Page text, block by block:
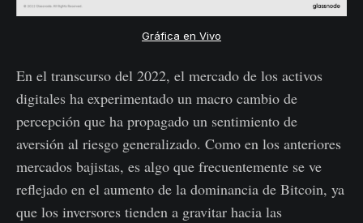
Gráfica en Vivo
En el transcurso del 2022, el mercado de los activos
digitales ha experimentado un macro cambio de
percepción que ha propagado un sentimiento de
aversión al riesgo generalizado. Como en los anteriores
mercados bajistas, es algo que frecuentemente se ve
reflejado en el aumento de la dominancia de Bitcoin, ya
que los inversores tienden a gravitar hacia las